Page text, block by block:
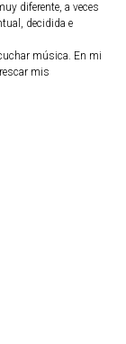
diferente, a veces
decidida e
música. En mi
mis